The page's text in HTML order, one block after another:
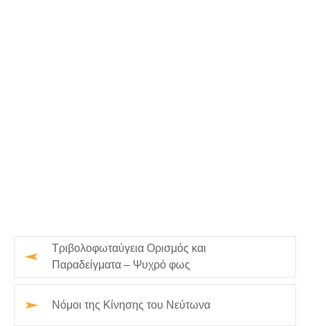
Τριβολοφωταύγεια Ορισμός και
Παραδείγματα – Ψυχρό φως
Νόμοι της Κίνησης του Νεύτωνα